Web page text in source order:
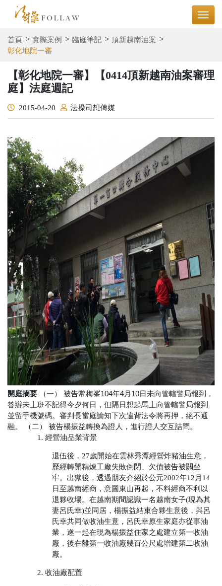
首頁 實際案例 臨庭筆記
頂新越南油案
彰化地院一審
【彰化地院一審】【0414頂新越南油案審理
庭】法庭週記
2015-04-20 法操司想傳媒
開庭摘要 （一） 被告常梅峯104年4月10日未向管轄警局報到，
答辯未上班不記得今夕何日，但隔日想起馬上向管轄警局報到
並留手機號碼。審判長當庭諭知下次違背法令將再押，絕不通
融。 （二） 被告楊振益轉換為證人，進行證人交互詰問。
1. 經營油品業背景
退伍後，27歲開始在雲林秀潭經營炸豬油生意，
歷經轉開精煉工廠失敗倒閉、欠債被告被關坐
牢。出獄後，透過朋友介紹於公元2002年12月14
日至越南經商，意圖東山再起，不料經商不利以
退夥收場。在越南期間認識一名越南女子(現為其
妻呂氏幸)並同居，楊振益結束合夥生意後，與呂
氏幸共同做收油生意，呂氏幸原生家庭亦從事油
業，遂一起在現為楊振益住家之處建立第一收油
廠，後在離第一收油廠幾百公尺處增建第二收油
廠。
2. 收油廠配置